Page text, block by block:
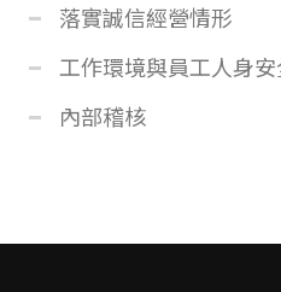
落實誠信經營情形
工作環境與員工人身
內部稽核